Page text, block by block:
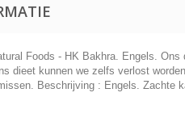
Foods - HK Bakhra. Engels.
dieet kunnen we zelfs verlost
Beschrijving : Engels. Zachte